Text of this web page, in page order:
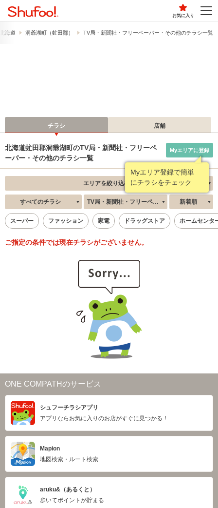
お気に入り
北海道 洞爺湖町（虻田郡） TV局・新聞社・フリーペーパー・その他のチラシ一覧
チラシ 店舗
北海道虻田郡洞爺湖町のTV局・新聞社・フリーペ
ーパー・その他のチラシ一覧
Myエリア登録で簡単
にチラシをチェック
Myエリアに登録
エリアを絞り込む
すべてのチラシ TV局・新聞社・フリーペーパー・その他 新着順
スーパー ファッション 家電 ドラッグストア ホームセンタ
ご指定の条件では現在チラシがございません。
ONE COMPATHのサービス
シュフーチラシアプリ
アプリならお気に入りのお店がすぐに見つかる！
Mapion
地図検索・ルート検索
aruku&（あるくと）
歩いてポイントが貯まる